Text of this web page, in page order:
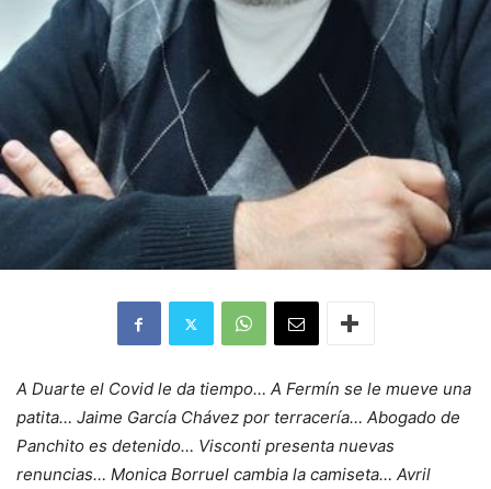
A Duarte el Covid le da tiempo… A Fermín se le mueve una
patita… Jaime García Chávez por terracería… Abogado de
Panchito es detenido… Visconti presenta nuevas
renuncias… Monica Borruel cambia la camiseta… Avril